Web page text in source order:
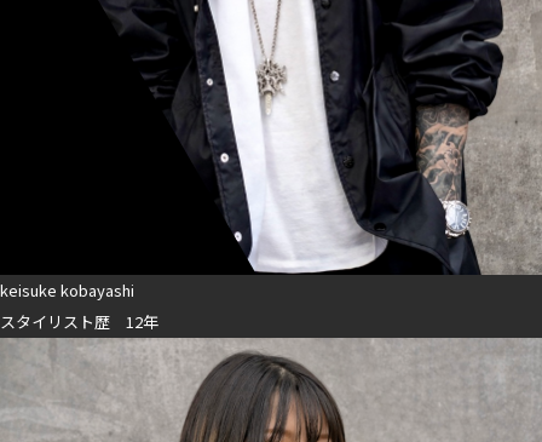
keisuke kobayashi
スタイリスト歴 12年